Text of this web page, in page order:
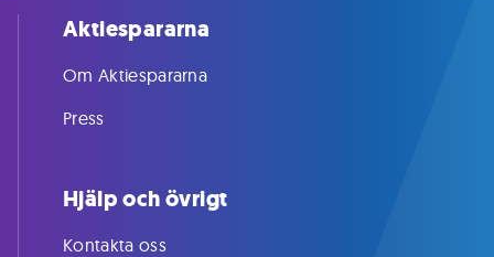
Aktiespararna
Om Aktiespararna
Press
Hjälp och övrigt
Kontakta oss